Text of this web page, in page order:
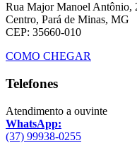
Rua Major Manoel Antônio,
Centro, Pará de Minas, MG
CEP: 35660-010
COMO CHEGAR
Telefones
Atendimento a ouvinte
WhatsApp:
(37) 99938-0255